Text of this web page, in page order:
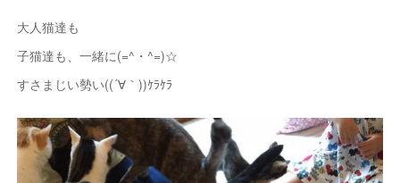
大人猫達も
子猫達も、一緒に(=^・^=)☆
すさまじい勢い((´∀｀))ｹﾗｹﾗ